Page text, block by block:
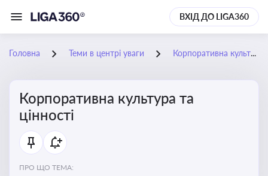
ВХІД ДО LIGA360
Головна Теми в центрі уваги Корпоративна культура та цінності
Корпоративна культура та
цінності
ПРО ЩО ТЕМА: